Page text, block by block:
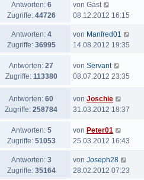
Antworten: 6
Zugriffe: 44726
von Gast
08.12.2012 16:15
Antworten: 4
Zugriffe: 36995
von Manfred01
14.08.2012 19:35
Antworten: 27
Zugriffe: 113380
von Servant
08.07.2012 23:35
Antworten: 60
Zugriffe: 258784
von Joschie
31.03.2012 18:37
Antworten: 5
Zugriffe: 51053
von Peter01
25.03.2012 16:43
Antworten: 3
Zugriffe: 35164
von Joseph28
28.02.2012 07:23